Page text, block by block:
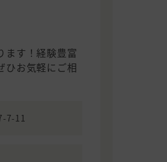
ます！経験豊富
ひお気軽にご相
7-11